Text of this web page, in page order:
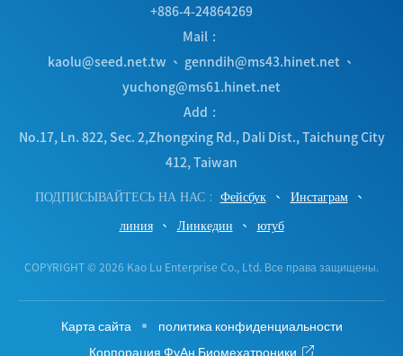
+886-4-24864269
Mail
kaolu@seed.net.tw 、 genndih@ms43.hinet.net 、
yuchong@ms61.hinet.net
Add
No.17, Ln. 822, Sec. 2,Zhongxing Rd., Dali Dist., Taichung City
412, Taiwan
ПОДПИСЫВАЙТЕСЬ НА НАС
Фейсбук
Инстаграм
линия
Линкедин ютуб
Карта сайта
политика конфиденциальности
Корпорация ФуАн Биомехатроники
COPYRIGHT © 2026 Kao Lu Enterprise Co., Ltd. Все права защищены.